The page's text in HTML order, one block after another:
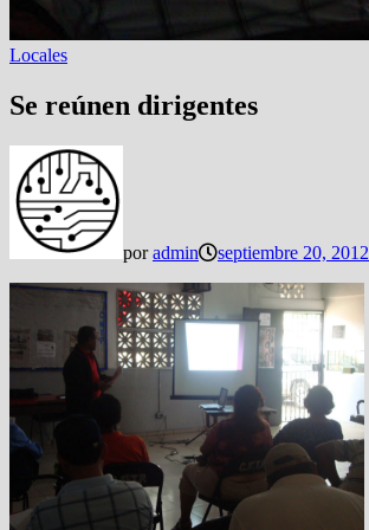
Locales
Se reúnen dirigentes
poradmin septiembre 20, 2012